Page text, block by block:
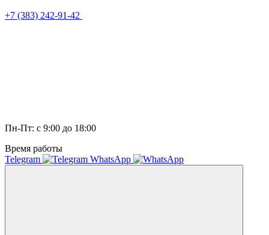
+7 (383) 242-91-42
Пн-Пт: с 9:00 до 18:00
Время работы
Telegram
WhatsApp